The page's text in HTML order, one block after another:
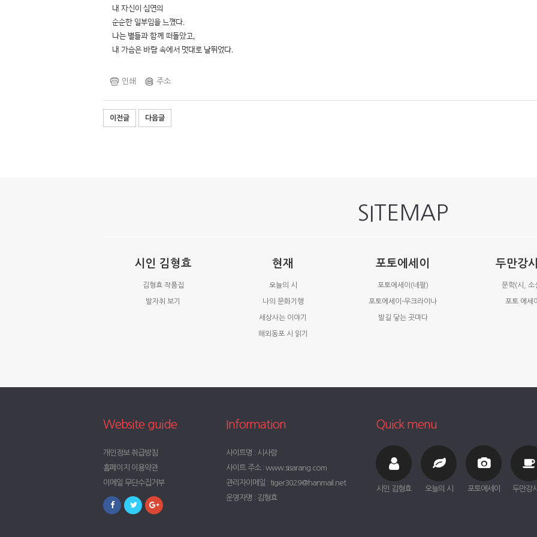
내 자신이 심연의
순순한 일부임을 느꼈다.
나는 별들과 함께 떠돌았고,
내 가슴은 바람 속에서 멋대로 날뛰었다.
인쇄 주소
이전글 다음글
SITEMAP
시인 김형효
김형효 작품집
발자취 보기
현재
오늘의 시
나의 문화기행
세상사는 이야기
해외동포 시 읽기
포토에세이
포토에세이(네팔)
포토에세이-우크라이나
발길 닿는 곳마다
두만강
문학(시, 소
포토 에세이
Website guide
개인정보 취급방침
홈페이지 이용약관
이메일 무단수집거부
Information
사이트명 : 시사랑
사이트 주소 : www.sisarang.com
관리자이메일 : tiger3029@hanmail.net
운영자명 : 김형효
Quick menu
시인 김형효 오늘의 시 포토에세이 두만강